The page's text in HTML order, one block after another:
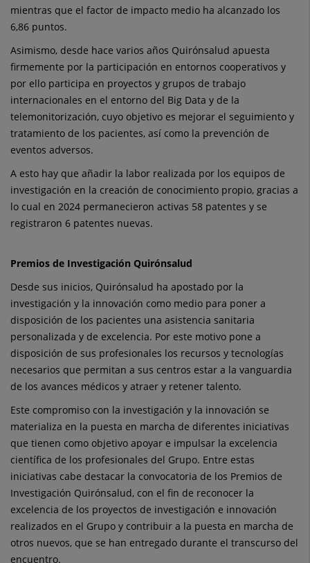
mientras que el factor de impacto medio ha alcanzado los
6,86 puntos.
Asimismo, desde hace varios años Quirónsalud apuesta
firmemente por la participación en entornos cooperativos y
por ello participa en proyectos y grupos de trabajo
internacionales en el entorno del Big Data y de la
telemonitorización, cuyo objetivo es mejorar el seguimiento y
tratamiento de los pacientes, así como la prevención de
eventos adversos.
A esto hay que añadir la labor realizada por los equipos de
investigación en la creación de conocimiento propio, gracias a
lo cual en 2024 permanecieron activas 58 patentes y se
registraron 6 patentes nuevas.
Premios de Investigación Quirónsalud
Desde sus inicios, Quirónsalud ha apostado por la
investigación y la innovación como medio para poner a
disposición de los pacientes una asistencia sanitaria
personalizada y de excelencia. Por este motivo pone a
disposición de sus profesionales los recursos y tecnologías
necesarios que permitan a sus centros estar a la vanguardia
de los avances médicos y atraer y retener talento.
Este compromiso con la investigación y la innovación se
materializa en la puesta en marcha de diferentes iniciativas
que tienen como objetivo apoyar e impulsar la excelencia
científica de los profesionales del Grupo. Entre estas
iniciativas cabe destacar la convocatoria de los Premios de
Investigación Quirónsalud, con el fin de reconocer la
excelencia de los proyectos de investigación e innovación
realizados en el Grupo y contribuir a la puesta en marcha de
otros nuevos, que se han entregado durante el transcurso del
encuentro.